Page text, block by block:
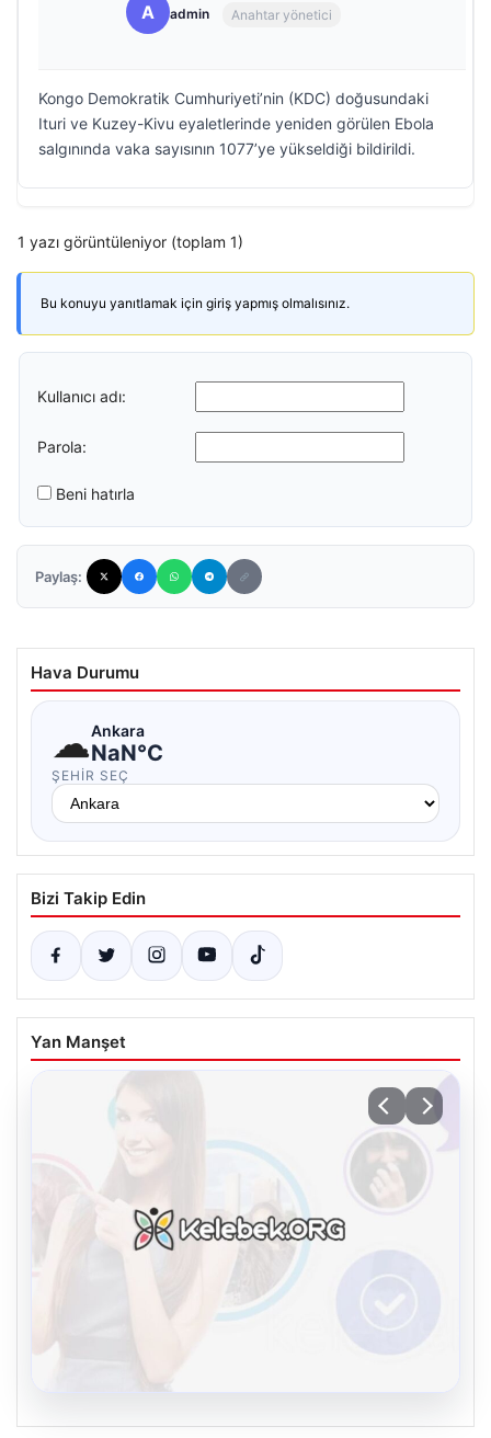
A admin Anahtar yönetici
Kongo Demokratik Cumhuriyeti’nin (KDC) doğusundaki
Ituri ve Kuzey-Kivu eyaletlerinde yeniden görülen Ebola
salgınında vaka sayısının 1077’ye yükseldiği bildirildi.
1 yazı görüntüleniyor (toplam 1)
Bu konuyu yanıtlamak için giriş yapmış olmalısınız.
Kullanıcı adı:
Parola:
Beni hatırla
Paylaş:
Hava Durumu
☁Ankara
NaN°C
ŞEHIR SEÇ
Bizi Takip Edin
Yan Manşet